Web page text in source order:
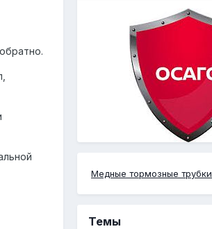
Медные тормозные трубки
Темы